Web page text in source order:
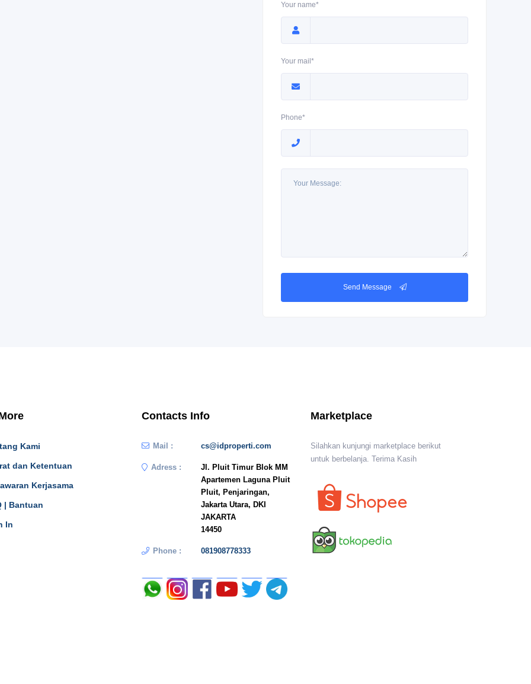
Your name*
Your mail*
Phone*
Send Message
Kami
dan Ketentuan
Kerjasama
| Bantuan
In
Contacts Info
Mail : cs@idproperti.com
Adress :
Jl. Pluit Timur Blok MM
Apartemen Laguna Pluit
Pluit, Penjaringan,
Jakarta Utara, DKI
JAKARTA
14450
Phone : 081908778333
Marketplace
Silahkan kunjungi marketplace berikut
untuk berbelanja. Terima Kasih